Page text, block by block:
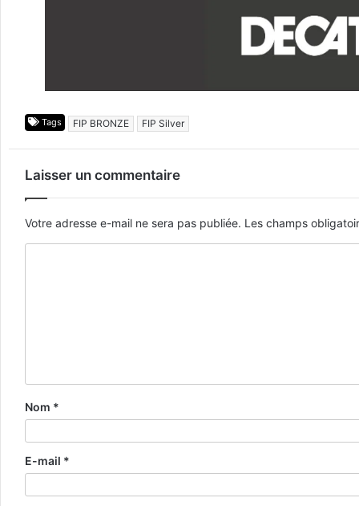
Tags FIP BRONZE FIP Silver
Laisser un commentaire
Votre adresse e-mail ne sera pas publiée. Les champs
Nom *
E-mail *